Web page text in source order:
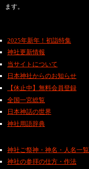
ます。
2025年新年！初詣特集
神社更新情報
当サイトについて
日本神社からのお知らせ
【休止中】無料会員登録
全国一宮総覧
日本神話の世界
神社用語辞典
神社ご祭神・神名・人名一覧
神社の参拝の仕方・作法